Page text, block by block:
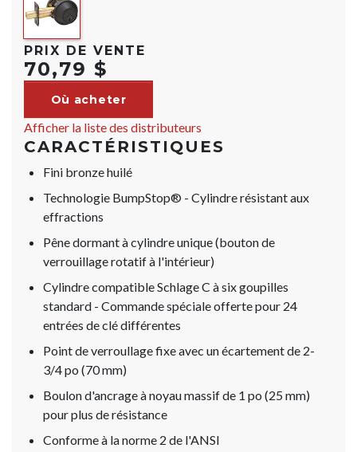
PRIX DE VENTE
70,79 $
Où acheter
Afficher la liste des distributeurs
CARACTÉRISTIQUES
Fini bronze huilé
Technologie BumpStop® - Cylindre résistant aux
effractions
Pêne dormant à cylindre unique (bouton de
verrouillage rotatif à l'intérieur)
Cylindre compatible Schlage C à six goupilles
standard - Commande spéciale offerte pour 24
entrées de clé différentes
Point de verroullage fixe avec un écartement de 2-
3/4 po (70 mm)
Boulon d'ancrage à noyau massif de 1 po (25 mm)
pour plus de résistance
Conforme à la norme 2 de l'ANSI